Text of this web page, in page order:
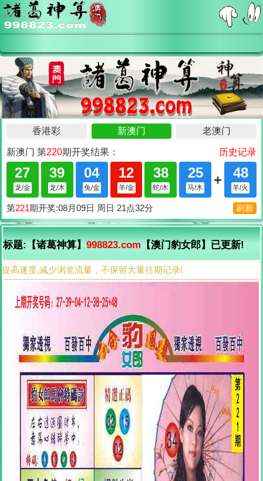
标题:【诸葛神算】 998823.com 【澳门豹女郎】已更新!
提高速度,减少浏览流量，不保留大量往期记录!